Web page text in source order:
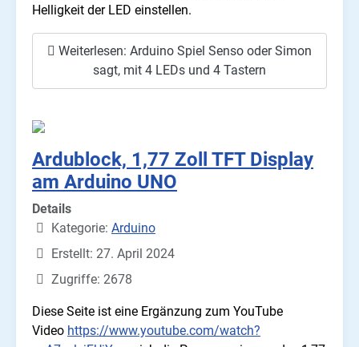
Helligkeit der LED einstellen.
Weiterlesen: Arduino Spiel Senso oder Simon
sagt, mit 4 LEDs und 4 Tastern
Ardublock, 1,77 Zoll TFT Display
am Arduino UNO
Details
Kategorie: Arduino
Erstellt: 27. April 2024
Zugriffe: 2678
Diese Seite ist eine Ergänzung zum YouTube
Video https://www.youtube.com/watch?